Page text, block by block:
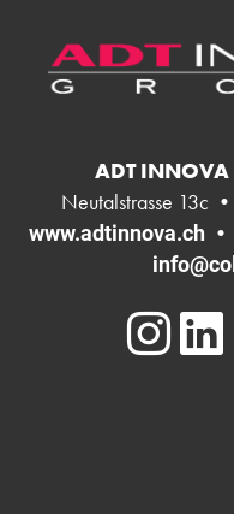
ADT
Neutalstrasse 13c
www.adtinnova.ch